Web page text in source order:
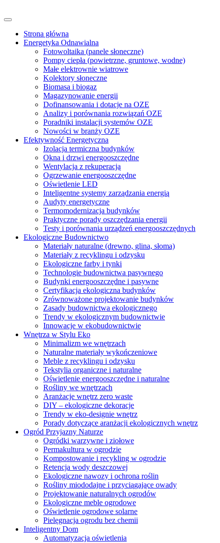
to
Strona główna
Energetyka Odnawialna
Fotowoltaika (panele słoneczne)
Pompy ciepła (powietrzne, gruntowe, wodne)
Małe elektrownie wiatrowe
Kolektory słoneczne
Biomasa i biogaz
Magazynowanie energii
Dofinansowania i dotacje na OZE
Analizy i porównania rozwiązań OZE
Poradniki instalacji systemów OZE
Nowości w branży OZE
Efektywność Energetyczna
Izolacja termiczna budynków
Okna i drzwi energooszczędne
Wentylacja z rekuperacją
Ogrzewanie energooszczędne
Oświetlenie LED
Inteligentne systemy zarządzania energią
Audyty energetyczne
Termomodernizacja budynków
Praktyczne porady oszczędzania energii
Testy i porównania urządzeń energooszczędnych
Ekologiczne Budownictwo
Materiały naturalne (drewno, glina, słoma)
Materiały z recyklingu i odzysku
Ekologiczne farby i tynki
Technologie budownictwa pasywnego
Budynki energooszczędne i pasywne
Certyfikacja ekologiczna budynków
Zrównoważone projektowanie budynków
Zasady budownictwa ekologicznego
Trendy w ekologicznym budownictwie
Innowacje w ekobudownictwie
Wnętrza w Stylu Eko
Minimalizm we wnętrzach
Naturalne materiały wykończeniowe
Meble z recyklingu i odzysku
Tekstylia organiczne i naturalne
Oświetlenie energooszczędne i naturalne
Rośliny we wnętrzach
Aranżacje wnętrz zero waste
DIY – ekologiczne dekoracje
Trendy w eko-designie wnętrz
Porady dotyczące aranżacji ekologicznych wnętrz
Ogród Przyjazny Naturze
Ogródki warzywne i ziołowe
Permakultura w ogrodzie
Kompostowanie i recykling w ogrodzie
Retencja wody deszczowej
Ekologiczne nawozy i ochrona roślin
Rośliny miododajne i przyciągające owady
Projektowanie naturalnych ogrodów
Ekologiczne meble ogrodowe
Oświetlenie ogrodowe solarne
Pielęgnacja ogrodu bez chemii
Inteligentny Dom
Automatyzacja oświetlenia